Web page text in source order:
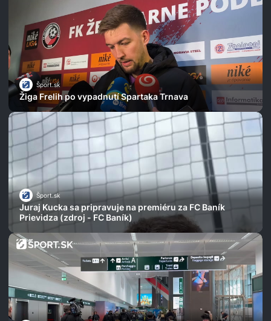
Šport.sk
Žiga Frelih po vypadnutí Spartaka Trnava
Šport.sk
Juraj Kucka sa pripravuje na premiéru za FC Baník
Prievidza (zdroj - FC Baník)